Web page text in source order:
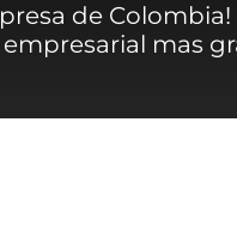
de
mas